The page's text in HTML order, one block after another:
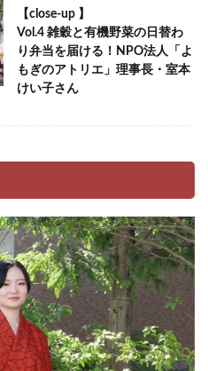
【close-up 】
Vol.4 雑穀と有機野菜の日替わ
り弁当を届ける！NPO法人「よ
もぎのアトリエ」理事長・室本
けい子さん